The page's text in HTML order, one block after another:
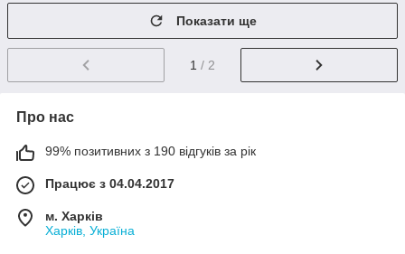
Показати ще
1 / 2
Про нас
99% позитивних з 190 відгуків за рік
Працює з 04.04.2017
м. Харків
Харків, Україна